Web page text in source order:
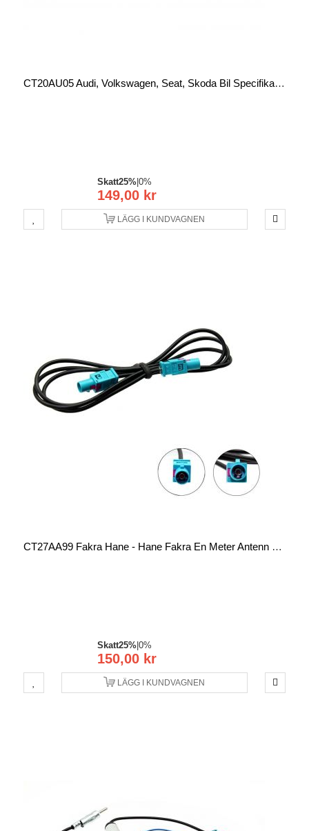
CT20AU05 Audi, Volkswagen, Seat, Skoda Bil Specifika Kablage - ISO
149,00 kr
Skatt25%| 0%
LÄGG I KUNDVAGNEN
CT27AA99 Fakra Hane - Hane Fakra En Meter Antenn Förlängningskabel
150,00 kr
Skatt25%| 0%
LÄGG I KUNDVAGNEN